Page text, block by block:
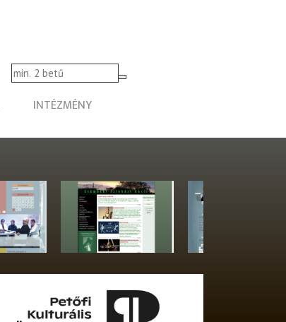
INTÉZMÉNY